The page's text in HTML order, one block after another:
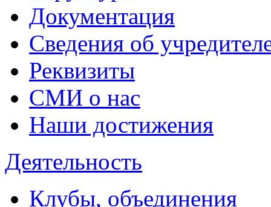
Документация
Сведения об
Реквизиты
СМИ о нас
Наши достижения
Деятельность
Клубы, объединения